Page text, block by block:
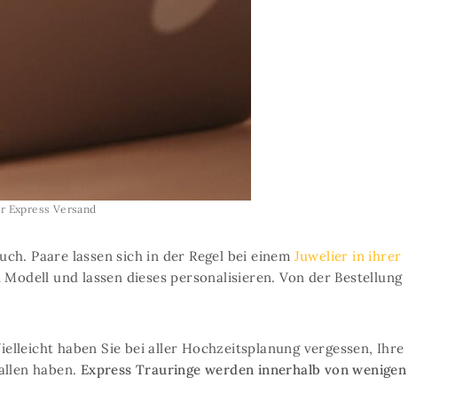
Express Versand
Paare lassen sich in der Regel bei einem Juwelier in ihrer
und lassen dieses personalisieren. Von der Bestellung
haben Sie bei aller Hochzeitsplanung vergessen, Ihre
haben. Express Trauringe werden innerhalb von wenigen